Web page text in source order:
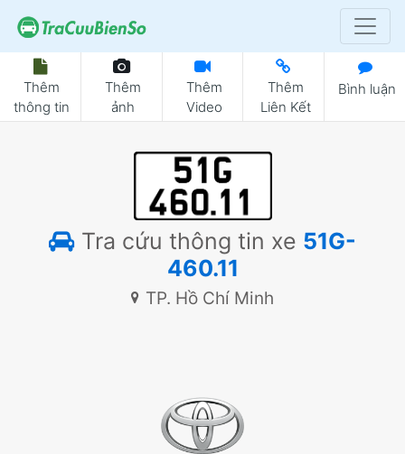
Thêm
thông tin
Thêm
ảnh
Thêm
Video
Thêm
Liên Kết
Bình luận
Tra cứu thông tin xe 51G-
460.11
TP. Hồ Chí Minh